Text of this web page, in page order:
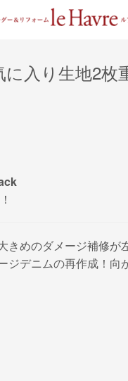
入り生地2枚
きめのダメージ補修が
ジデニムの再作成！向